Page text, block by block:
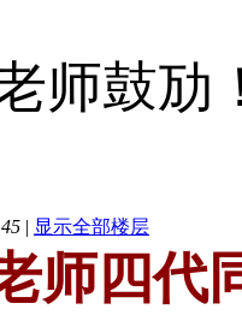
师鼓劢
| 显示全部楼层
四代